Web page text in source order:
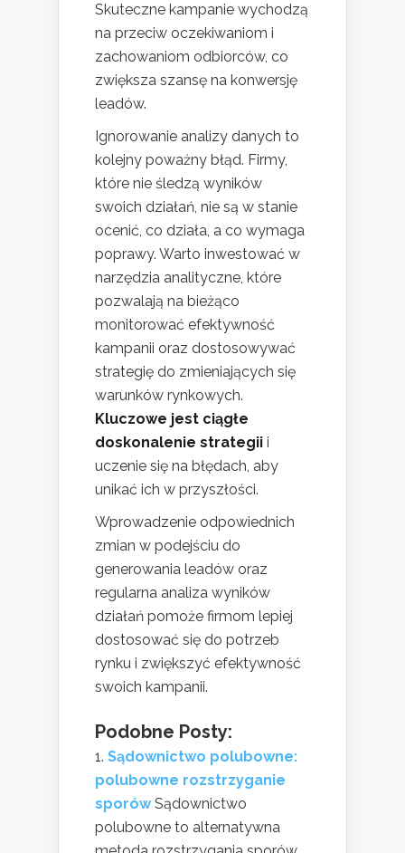
Skuteczne kampanie wychodzą
na przeciw oczekiwaniom i
zachowaniom odbiorców, co
zwiększa szansę na konwersję
leadów.
Ignorowanie analizy danych to
kolejny poważny błąd. Firmy,
które nie śledzą wyników
swoich działań, nie są w stanie
ocenić, co działa, a co wymaga
poprawy. Warto inwestować w
narzędzia analityczne, które
pozwalają na bieżąco
monitorować efektywność
kampanii oraz dostosowywać
strategię do zmieniających się
warunków rynkowych.
Kluczowe jest ciągłe
doskonalenie strategii i
uczenie się na błędach, aby
unikać ich w przyszłości.
Wprowadzenie odpowiednich
zmian w podejściu do
generowania leadów oraz
regularna analiza wyników
działań pomoże firmom lepiej
dostosować się do potrzeb
rynku i zwiększyć efektywność
swoich kampanii.
Podobne Posty:
Sądownictwo polubowne:
polubowne rozstrzyganie
sporów Sądownictwo
polubowne to alternatywna